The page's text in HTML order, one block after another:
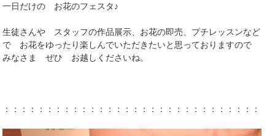
一日だけの お花のフェスタ♪
生徒さんや スタッフの作品展示、お花の即売、プチレッスンなど
で お花をゆったり楽しんでいただきたいと思っておりますので
みなさま ぜひ お越しくださいね。
：：：：：：：：：：：：：：：：：：：：：：：：：：：：：：：